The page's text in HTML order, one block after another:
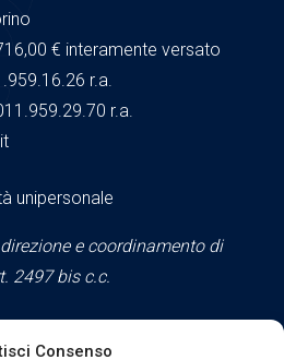
Consenso
€ interamente versato
r.a.
r.a.
unipersonale
e coordinamento di
2497 bis c.c.